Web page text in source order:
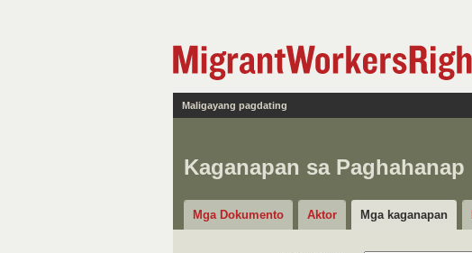
Maligayang pagdating
Kaganapan sa Paghahanap
Mga Dokumento Aktor Mga kaganapan